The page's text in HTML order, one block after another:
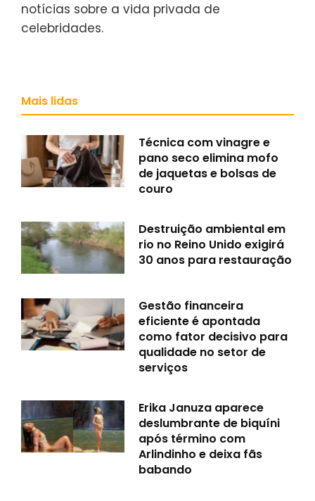
notícias sobre a vida privada de
celebridades.
Mais lidas
Técnica com vinagre e
pano seco elimina mofo
de jaquetas e bolsas de
couro
Destruição ambiental em
rio no Reino Unido exigirá
30 anos para restauração
Gestão financeira
eficiente é apontada
como fator decisivo para
qualidade no setor de
serviços
Erika Januza aparece
deslumbrante de biquíni
após término com
Arlindinho e deixa fãs
babando